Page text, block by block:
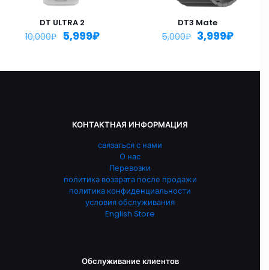
DT ULTRA 2
10,000₽ 5,999₽
DT3 Mate
5,000₽ 3,999₽
КОНТАКТНАЯ ИНФОРМАЦИЯ
связаться с нами
О нас
Перевозки
политика возврата после продажи
политика конфиденциальности
условия обслуживания
English Store
Обслуживание клиентов